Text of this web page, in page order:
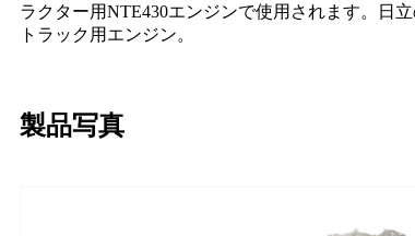
ラクター用NTE430エンジンで使用されます。日
トラック用エンジン。
製品写真